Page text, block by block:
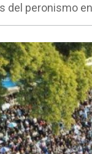
peronismo